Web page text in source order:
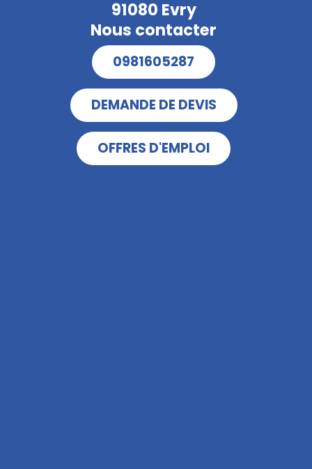
91080 Evry
Nous contacter
0981605287
DEMANDE DE DEVIS
OFFRES D'EMPLOI